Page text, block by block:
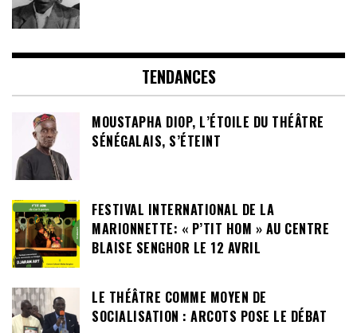
TENDANCES
MOUSTAPHA DIOP, L’ÉTOILE DU THÉÂTRE
SÉNÉGALAIS, S’ÉTEINT
FESTIVAL INTERNATIONAL DE LA
MARIONNETTE: « P’TIT HOM » AU CENTRE
BLAISE SENGHOR LE 12 AVRIL
LE THÉÂTRE COMME MOYEN DE
SOCIALISATION : ARCOTS POSE LE DÉBAT